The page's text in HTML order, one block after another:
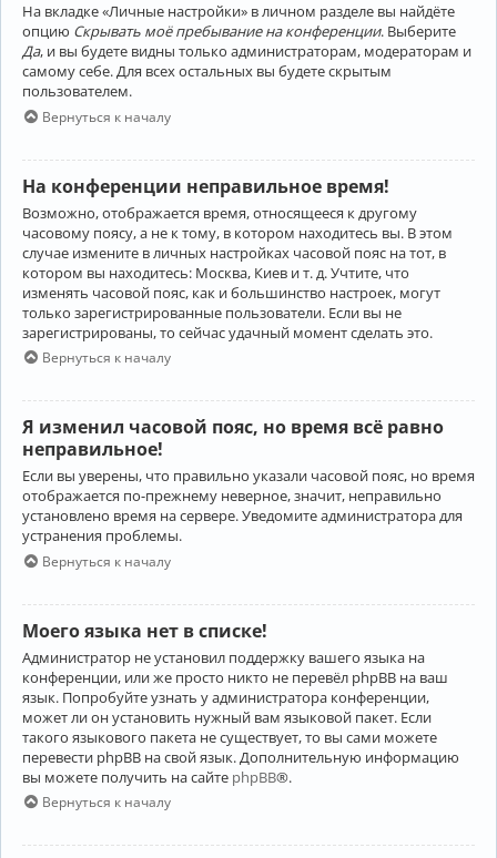
На вкладке «Личные настройки» в личном разделе вы найдёте
опцию Скрывать моё пребывание на конференции. Выберите
Да, и вы будете видны только администраторам, модераторам и
самому себе. Для всех остальных вы будете скрытым
пользователем.
Вернуться к началу
На конференции неправильное время!
Возможно, отображается время, относящееся к другому
часовому поясу, а не к тому, в котором находитесь вы. В этом
случае измените в личных настройках часовой пояс на тот, в
котором вы находитесь: Москва, Киев и т. д. Учтите, что
изменять часовой пояс, как и большинство настроек, могут
только зарегистрированные пользователи. Если вы не
зарегистрированы, то сейчас удачный момент сделать это.
Вернуться к началу
Я изменил часовой пояс, но время всё равно
неправильное!
Если вы уверены, что правильно указали часовой пояс, но время
отображается по-прежнему неверное, значит, неправильно
установлено время на сервере. Уведомите администратора для
устранения проблемы.
Вернуться к началу
Моего языка нет в списке!
Администратор не установил поддержку вашего языка на
конференции, или же просто никто не перевёл phpBB на ваш
язык. Попробуйте узнать у администратора конференции,
может ли он установить нужный вам языковой пакет. Если
такого языкового пакета не существует, то вы сами можете
перевести phpBB на свой язык. Дополнительную информацию
вы можете получить на сайте phpBB®.
Вернуться к началу